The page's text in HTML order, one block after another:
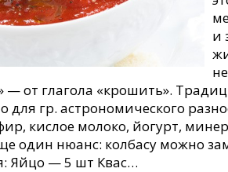
и
от глагола «крошить».
для гр. астрономического
кислое молоко, йогурт,
один нюанс: колбасу можно
Яйцо — 5 шт Квас…